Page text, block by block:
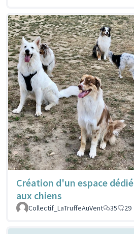
Création d'un espace dédié
aux chiens
Collectif_LaTruffeAuVent
35 29